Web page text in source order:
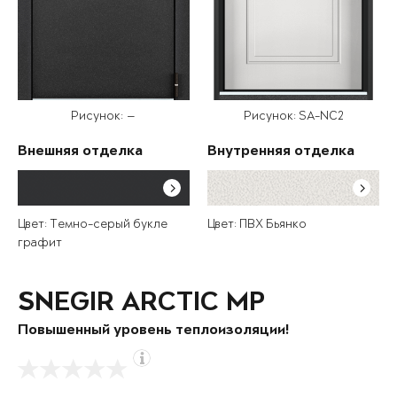
Рисунок: —
Внешняя отделка
Цвет: Темно-серый букле
графит
Рисунок: SA-NC2
Внутренняя отделка
Цвет: ПВХ Бьянко
SNEGIR ARCTIC MP
Повышенный уровень теплоизоляции!